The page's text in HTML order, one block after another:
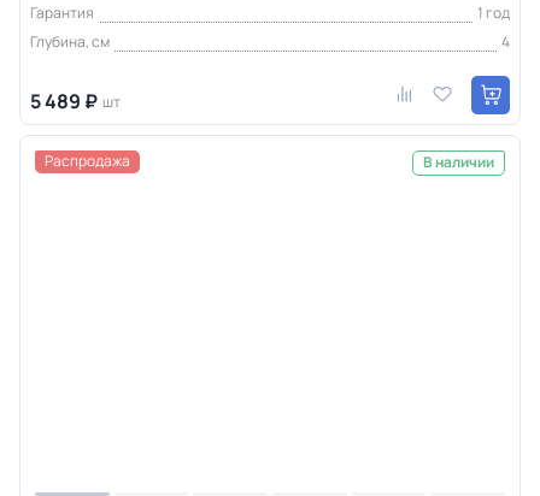
Гарантия
1 год
Глубина, см
4
5 489 ₽ шт
Распродажа В наличии